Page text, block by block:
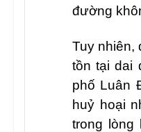
đường
Tuy nhiên,
tồn tại dai
phố Luân
huỷ hoại
trong lòng